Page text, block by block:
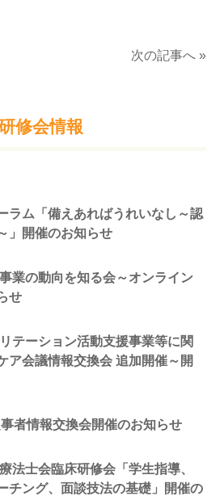
次の記事へ »
修会情報
ラム「備えあればうれいなし～認
」開催のお知らせ
業の動向を知る会～オンライン
せ
テーション活動支援事業等に関
ア会議情報交換会 追加開催～開
者情報交換会開催のお知らせ
法士会臨床研修会「学生指導、
チング、面談技法の基礎」開催の